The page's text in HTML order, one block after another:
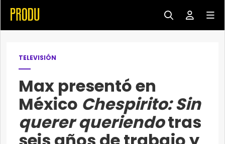
TELEVISIÓN
Max presentó en
México Chespirito: Sin
querer queriendotras